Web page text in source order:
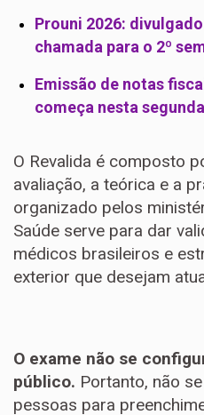
Prouni 2026:
chamada para o 2º
Emissão de notas
começa nesta
O Revalida é composto
avaliação, a teórica e a
organizado pelos
Saúde serve para dar
médicos brasileiros e
exterior que desejam
O exame não se
público. Portanto, não
pessoas para